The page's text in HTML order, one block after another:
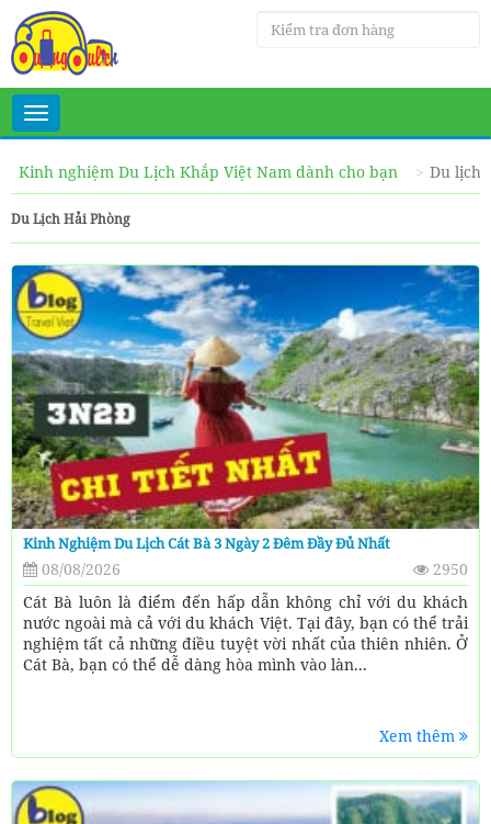
Toggle
navigation
Kinh nghiệm Du Lịch Khắp Việt Nam dành cho bạn
Du lịch
Du Lịch Hải Phòng
Kinh Nghiệm Du Lịch Cát Bà 3 Ngày 2 Đêm Đầy Đủ Nhất
08/08/2026
2950
Cát Bà luôn là điểm đến hấp dẫn không chỉ với du khách
nước ngoài mà cả với du khách Việt. Tại đây, bạn có thể trải
nghiệm tất cả những điều tuyệt vời nhất của thiên nhiên. Ở
Cát Bà, bạn có thể dễ dàng hòa mình vào làn...
Xem thêm